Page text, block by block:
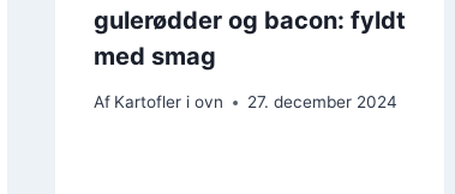
gulerødder og bacon: fyldt
med smag
Af Kartofler i ovn 27. december 2024